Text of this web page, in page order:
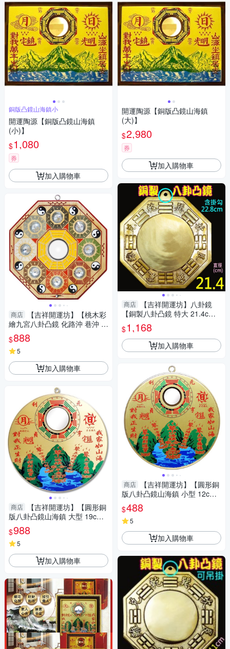
銅版凸鏡山海鎮小
開運陶源【銅版凸鏡山海鎮
(小)】
$1,080
券
加入購物車
商店
【吉祥開運坊】【桃木彩
繪九宮八卦凸鏡 化路沖 巷沖 開
口煞】開光 擇日
$888
5
加入購物車
商店
【吉祥開運坊】【圓形銅
版八卦凸鏡山海鎮 大型 19cm
化屋外煞氣 】開光 擇日
$988
5
加入購物車
開運陶源【銅版凸鏡山海鎮
(大)】
$2,980
券
加入購物車
商店
【吉祥開運坊】八卦鏡
【銅製八卦凸鏡 特大 21.4cm
厚銅版 化壁刀 路沖 巷沖 】開
光 擇日
$1,168
加入購物車
商店
【吉祥開運坊】【圓形銅
版八卦凸鏡山海鎮 小型 12cm
化屋外煞氣 】開光 擇日
$488
5
加入購物車